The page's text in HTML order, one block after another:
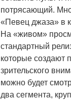
потрясающий.
«Певец джаза» в
На «живом»
стандартный
которые создают
зрительского
можно будет
два сегмента,